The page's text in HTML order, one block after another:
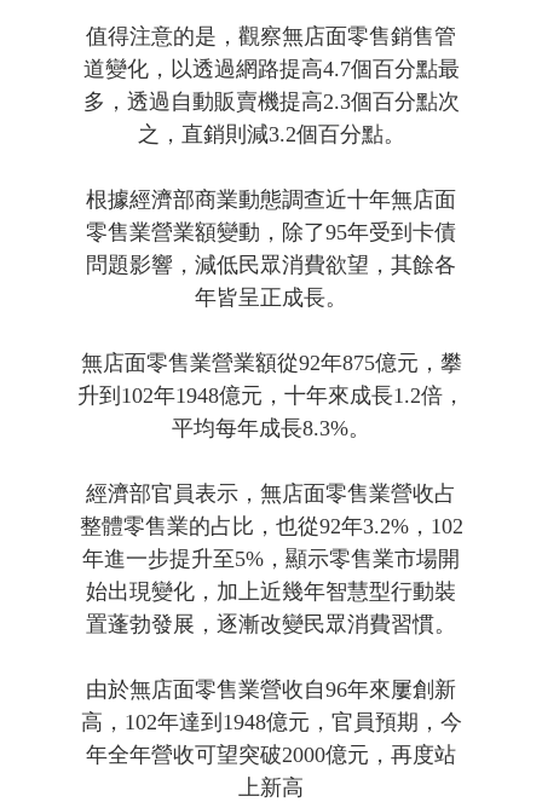
值得注意的是，觀察無店面零售銷售管
道變化，以透過網路提高4.7個百分點最
多，透過自動販賣機提高2.3個百分點次
之，直銷則減3.2個百分點。
根據經濟部商業動態調查近十年無店面
零售業營業額變動，除了95年受到卡債
問題影響，減低民眾消費欲望，其餘各
年皆呈正成長。
無店面零售業營業額從92年875億元，攀
升到102年1948億元，十年來成長1.2倍，
平均每年成長8.3%。
經濟部官員表示，無店面零售業營收占
整體零售業的占比，也從92年3.2%，102
年進一步提升至5%，顯示零售業市場開
始出現變化，加上近幾年智慧型行動裝
置蓬勃發展，逐漸改變民眾消費習慣。
由於無店面零售業營收自96年來屢創新
高，102年達到1948億元，官員預期，今
年全年營收可望突破2000億元，再度站
上新高